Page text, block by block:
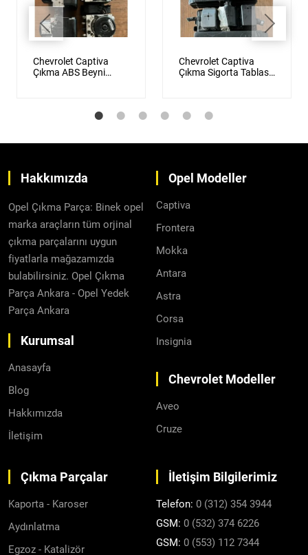
Chevrolet Captiva
Çıkma ABS Beyni
Chevrolet Captiva
Çıkma Sigorta Tablası
Hakkımızda
Opel Çıkma Parça: Binek opel
marka araçların tüm orjinal
çıkma parçalarını uygun
fiyatlarla mağazamızda
bulabilirsiniz. Opel Çıkma
Parça Ankara - Opel Yedek
Parça Ankara
Kurumsal
Anasayfa
Blog
Hakkımızda
İletişim
Opel Modeller
Captiva
Frontera
Mokka
Antara
Astra
Corsa
Insignia
Chevrolet Modeller
Aveo
Cruze
Çıkma Parçalar
Kaporta - Karoser
Aydınlatma
Egzoz - Katalizör
İletişim Bilgilerimiz
Telefon: 0 (312) 354 3944
GSM: 0 (532) 374 6226
GSM: 0 (553) 112 7344